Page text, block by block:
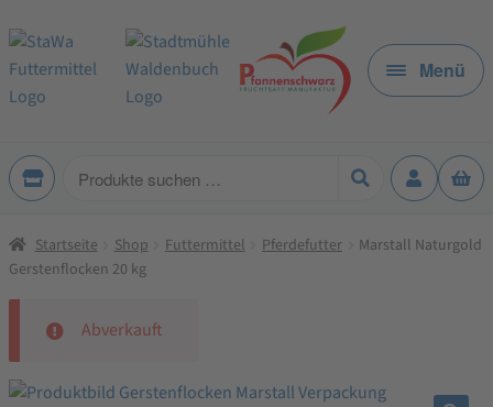
Zur
Navigation
springen
Zum
Inhalt
springen
Menü
Produkte
Startseite Shop Futtermittel Pferdefutter
Marstall Naturgold
Gerstenflocken 20 kg
Abverkauft